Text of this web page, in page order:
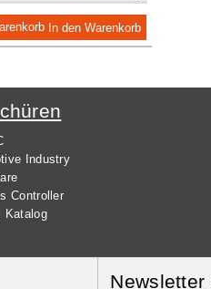
In den Warenkorb
Industry
Controller
Katalog
Newsletter